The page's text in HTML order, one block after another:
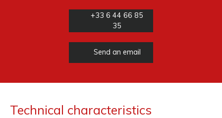
+33 6 44 66 85
35
Send an email
Technical characteristics